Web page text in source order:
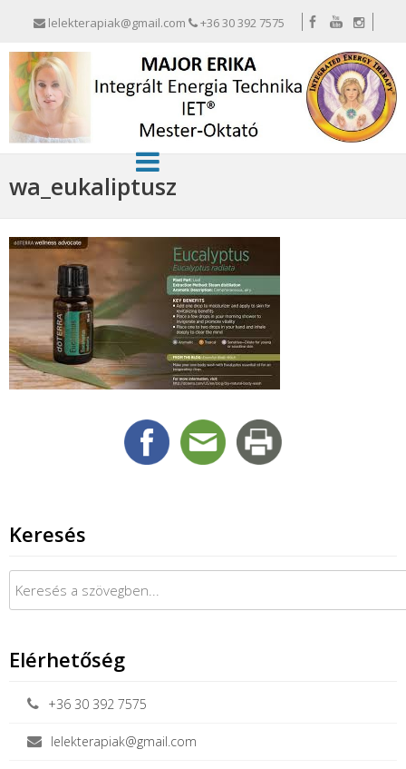
lelekterapiak@gmail.com +36 30 392 7575
wa_eukaliptusz
Keresés
Keresés:
Elérhetőség
+36 30 392 7575
lelekterapiak@gmail.com